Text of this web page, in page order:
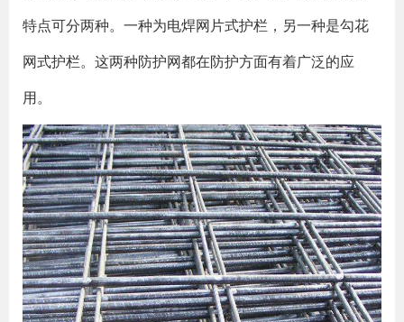
特点可分两种。一种为电焊网片式护栏，另一种是勾花
网式护栏。这两种防护网都在防护方面有着广泛的应
用。